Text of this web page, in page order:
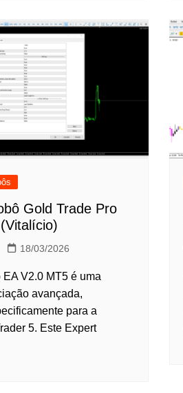
Gold Trade Pro
18/03/2026
V2.0 MT5 é uma
avançada,
para a
5. Este Expert